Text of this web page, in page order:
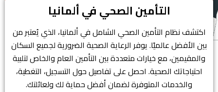
التأمين الصحي في ألمانيا
اكتشف نظام التأمين الصحي الشامل في ألمانيا، الذي يُعتبر من
بين الأفضل عالميًا. يوفر الرعاية الصحية الضرورية لجميع السكان
والمقيمين، مع خيارات متعددة بين التأمين العام والخاص لتلبية
احتياجاتك الصحية. احصل على تفاصيل حول التسجيل، التغطية،
والخدمات المتوفرة لضمان أفضل حماية لك ولعائلتك.